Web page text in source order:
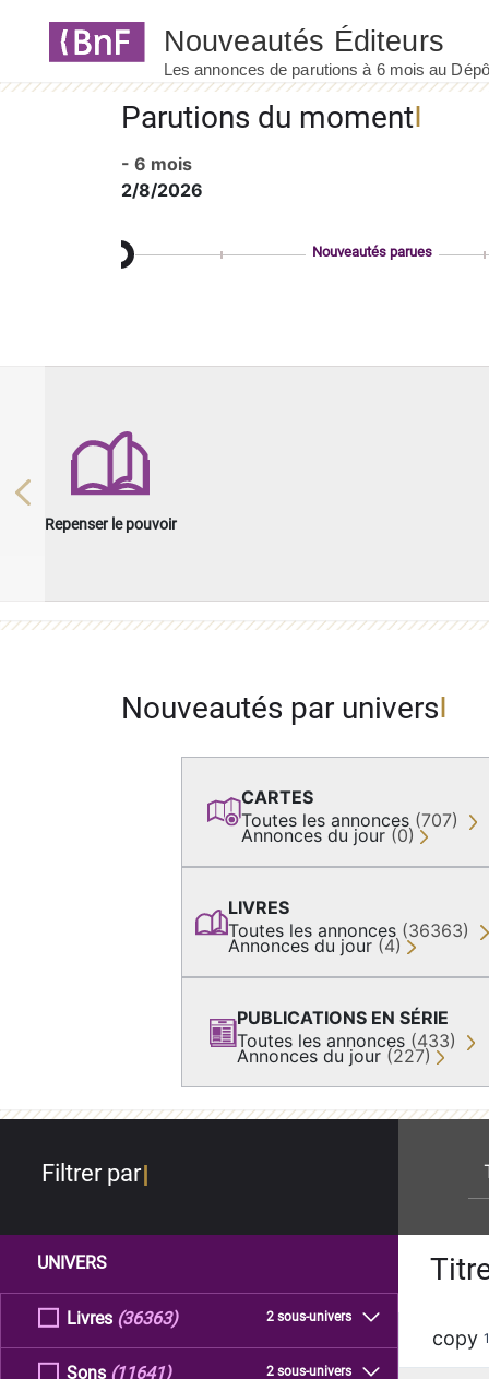
Parutions du moment
- 6 mois
2/8/2026
Nouveautés parues
Repenser le pouvoir
Previous
Nouveautés par univers
CARTES
Toutes les annonces (707)
Annonces du jour (0)
LIVRES
Toutes les annonces (36363)
Annonces du jour (4)
PUBLICATIONS EN SÉRIE
Toutes les annonces (433)
Annonces du jour (227)
Filtrer par
UNIVERS
Livres 2 sous-univers
(36363)
Sons 2 sous-univers
(11641)
copy